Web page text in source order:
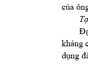
của
kháng
dụng